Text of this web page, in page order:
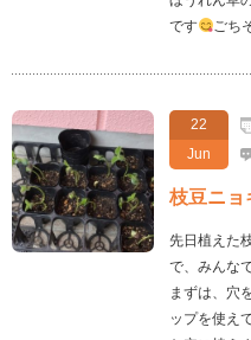
です
ごち
22
Jun
枝豆ニョ
先日植えた
で、みんな
まずは、穴
ップを使え